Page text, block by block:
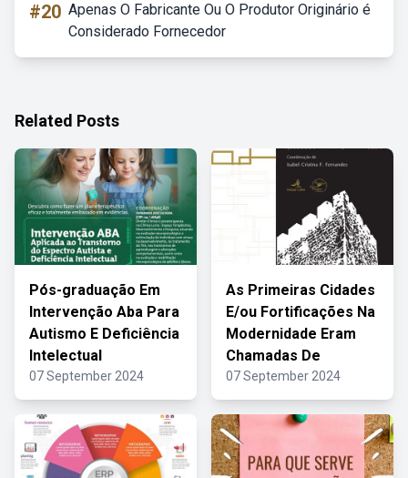
#20 Apenas O Fabricante Ou O Produtor Originário é
Considerado Fornecedor
Related Posts
Pós-graduação Em
Intervenção Aba Para
Autismo E Deficiência
Intelectual
07 September 2024
As Primeiras Cidades
E/ou Fortificações Na
Modernidade Eram
Chamadas De
07 September 2024